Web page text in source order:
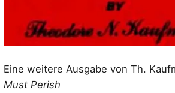
Eine weitere Ausgabe von Th.
Must Perish